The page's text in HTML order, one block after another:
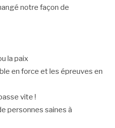
notre façon de
la paix
en force et les épreuves en
vite !
personnes saines à